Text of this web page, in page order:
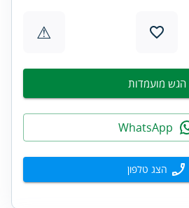
⚠
הגש מועמדות
הצג טלפון